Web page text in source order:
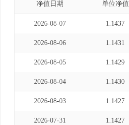
净值日期 单位净值
2026-08-07 1.1437
2026-08-06 1.1431
2026-08-05 1.1429
2026-08-04 1.1430
2026-08-03 1.1427
2026-07-31 1.1427